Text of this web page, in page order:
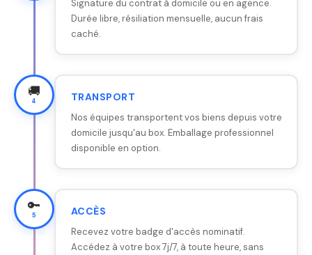
Signature du contrat à domicile ou en agence.
Durée libre, résiliation mensuelle, aucun frais
caché.
🚚
4 TRANSPORT
Nos équipes transportent vos biens depuis votre
domicile jusqu'au box. Emballage professionnel
disponible en option.
🔑
5 ACCÈS
Recevez votre badge d'accès nominatif.
Accédez à votre box 7j/7, à toute heure, sans